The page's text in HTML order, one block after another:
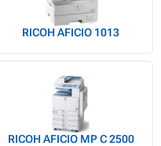
RICOH AFICIO 1013
RICOH AFICIO MP C 2500